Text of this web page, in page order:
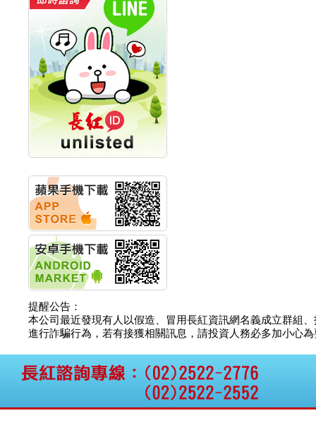
新光人壽保險:新壽Q1外
價金將達996億
宇辰系統科技:宇辰業績
創新高 啟動興櫃轉上櫃
計畫
明緯企業:明緯永續科技
競賽 以電源驅動善的力
量
秀育企業:秀育SHO-U儲
能系統 獲國內首張CNS
認證
華旭先進:代重要子公司
碩通散熱股份有限公司
公告董事會通過發言人
及代理發
華旭先進:代重要子公司
碩通散熱股份有限公司
公告董事會決議發行員
工認股權
華旭先進:代重要子公司
碩通散熱股份有限公司
公告董事會追認113年
向關係
華旭先進:代重要子公司
碩通散熱股份有限公司
公告向關係人取得使用
權資產
仁新醫藥:代重要子公司
BeliteBio,Inc公告受邀參
提醒公告：
本公司最近發現有人以假造、冒用長紅資訊網名義成立群組
進行詐騙行為，若有接獲相關訊息，請投資人務必多加小心